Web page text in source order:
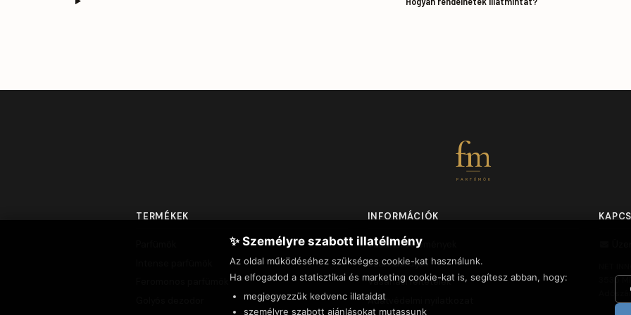
fm
PARFÜMÖK
TERMÉKEK INFORMÁCIÓK
Vásárlói vélemények
Szállítási díjak
Vásárlási feltételek
Adatvédelmi nyilatkozat
3535
✨ Személyre szabott illatélmény
Az oldal működéséhez szükséges cookie-kat használunk.
Ha elfogadod a statisztikai és marketing cookie-kat is, segítesz abban, hogy:
megjegyezzük kedvenc illataidat
személyre szabott ajánlásokat mutassunk